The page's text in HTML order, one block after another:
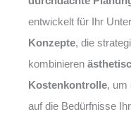
entwickelt für Ihr
Konzepte, die
kombinieren
Kostenkontrolle, um
auf die Bedürfnisse